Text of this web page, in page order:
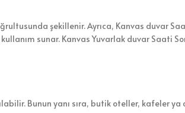
şekillenir. Ayrıca, Kanvas duvar
sunar. Kanvas Yuvarlak duvar Saati
Bunun yanı sıra, butik oteller, kafeler